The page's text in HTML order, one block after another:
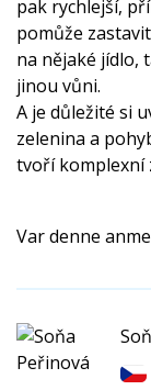
pak rychlejší,
pomůže
na nějaké jídlo,
jinou vůni.
A je důležité si
zelenina a
tvoří komplexní
Var denne